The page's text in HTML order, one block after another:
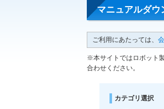
マニュアルダウ
ご利用にあたっては、
※本サイトではロボット
合わせください。
カテゴリ選択